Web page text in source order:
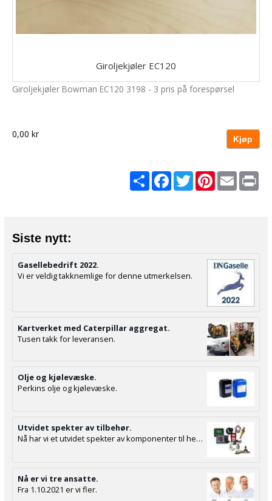
Giroljekjøler EC120
Giroljekjøler Bowman EC120 3198 - 3 pris på forespørsel
0,00 kr
ShareFacebook
TwitterPinterest
Email
Siste nytt:
Gasellebedrift 2022.
Vi er veldig takknemlige for denne utmerkelsen.
Kartverket med Caterpillar aggregat.
Tusen takk for leveransen.
Olje og kjølevæske.
Perkins olje og kjølevæske.
Utvidet spekter av tilbehør.
Nå har vi et utvidet spekter av komponenter til hele installasjonen.
Nå er vi tre ansatte.
Fra 1.10.2021 er vi fler.